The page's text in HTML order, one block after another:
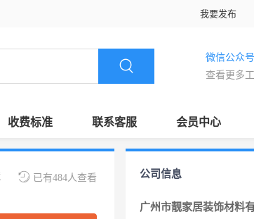
我要发布
微信公众号
查看更多
收费标准 联系客服 会员中心
已有484人查看 公司信息